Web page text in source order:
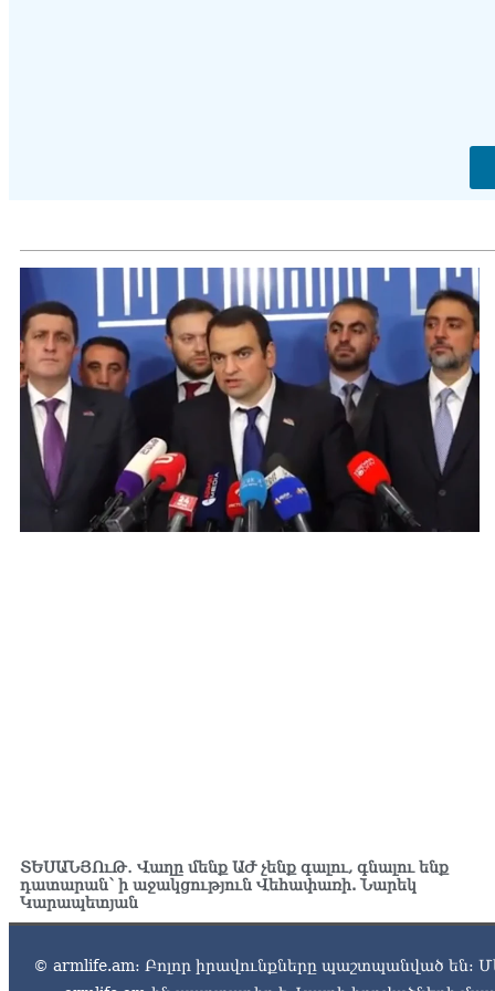
ՏԵՍԱՆՅՈւԹ․ Վաղը մենք ԱԺ չենք գալու, գնալու ենք
դատարան՝ ի աջակցություն Վեհափառի. Նարեկ
Կարապետյան
© armlife.am: Բոլոր իրավունքները պաշտպանված են: